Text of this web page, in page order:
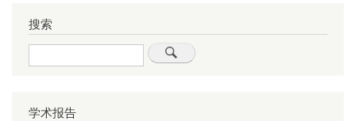
搜索
Search
学术报告